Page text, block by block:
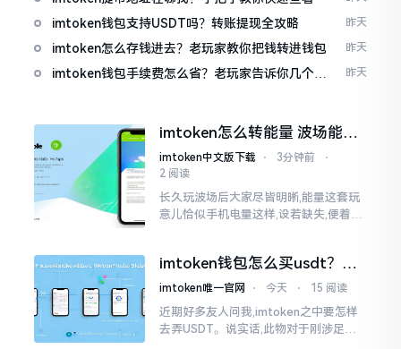
imtoken钱包支持USDT吗？转账提现全攻略 昨天
imtoken怎么存钱进去？老玩家教你把钱转进钱包 昨天
imtoken钱包手续费怎么省？老玩家告诉你几个实
昨天
imtoken怎么转能量 波场能量
转换教程
imtoken中文版下载 ⋅ 3分钟前
⋅
2 阅读
长久玩波场后大家尽皆明晰,能量这套玩
意儿恰似手机电量这样,设若缺失,便着实
imtoken钱包怎么买usdt？老
手教你简单三步搞定
imtoken唯一官网 ⋅ 今天 ⋅ 15 阅读
近期好多友人问我,imtoken之中要怎样
去弄USDT。说实话,此物对于刚涉足币